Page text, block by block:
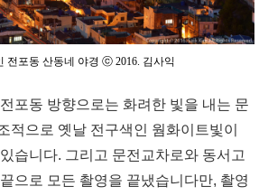
전포동 산동네 야경 ⓒ 2016. 김사익
포동 방향으로는 화려한 빛을 내는 문
적으로 옛날 전구색인 웜화이트빛이
습니다. 그리고 문전교차로와 동서고
으로 모든 촬영을 끝냈습니다만, 촬영